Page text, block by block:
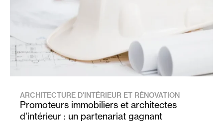
ARCHITECTURE D'INTÉRIEUR ET RÉNOVATION
Promoteurs immobiliers et architectes
d’intérieur : un partenariat gagnant